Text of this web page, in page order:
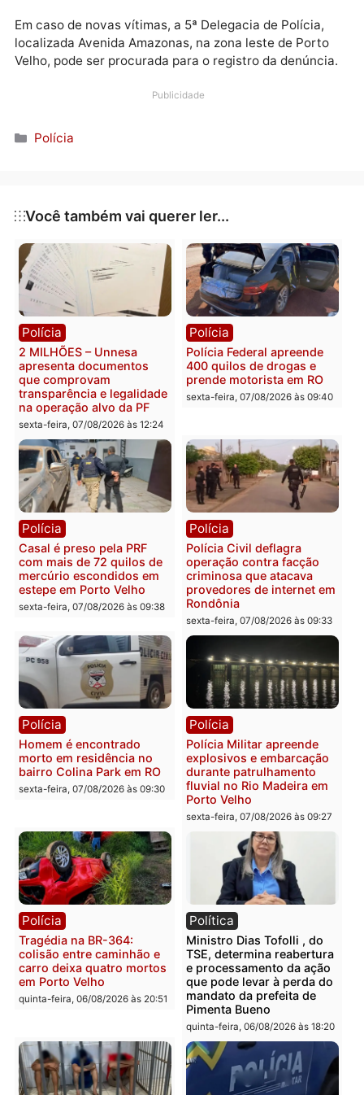
pode chegar em aproximadamente R$ 500 mil.
Com o avanço das investigações, o delegado Tadeu
Bancalari, representou pela prisão preventiva de
o criminoso foi levado para a delegacia, de onde
transferido para Rondônia.
localizada Avenida Amazonas, na zona leste de
Velho, pode ser procurada para o registro da
Publicidade
Categorias
Polícia
Você também vai querer ler...
Polícia
2 MILHÕES – Unnesa
apresenta documentos
que comprovam
transparência e legalidade
na operação alvo da PF
sexta-feira, 07/08/2026 às 12:24
Polícia
Polícia Federal apreende
400 quilos de drogas e
prende motorista em RO
sexta-feira, 07/08/2026 às
Polícia
Casal é preso pela PRF
com mais de 72 quilos de
sexta-feira, 07/08/2026 às 09:38
Polícia
Polícia Civil deflagra
operação contra facção
criminosa que atacava
provedores de internet
Rondônia
sexta-feira, 07/08/2026 às
Polícia
Homem é encontrado
morto em residência no
sexta-feira, 07/08/2026 às 09:30
Polícia
Polícia Militar apreende
explosivos e
durante patrulhamento
fluvial no Rio Madeira em
Porto Velho
sexta-feira, 07/08/2026 às